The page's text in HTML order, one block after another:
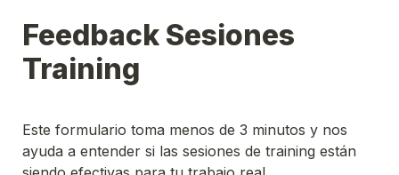
Feedback Sesiones
Training
Este formulario toma menos de 3 minutos y nos
ayuda a entender si las sesiones de training están